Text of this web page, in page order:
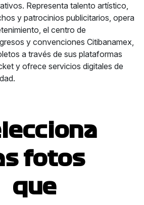
Representa talento artístico,
y patrocinios publicitarios, opera
el centro de
y convenciones Citibanamex,
a través de sus plataformas
y ofrece servicios digitales de
fotos
que